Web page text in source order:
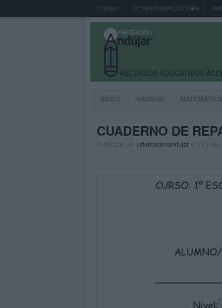
LENGUA COMPRENSIÓN LECTORA
INICIO NAVIDAD
CUADERNO DE
Publicado por orientacionandujar el 19